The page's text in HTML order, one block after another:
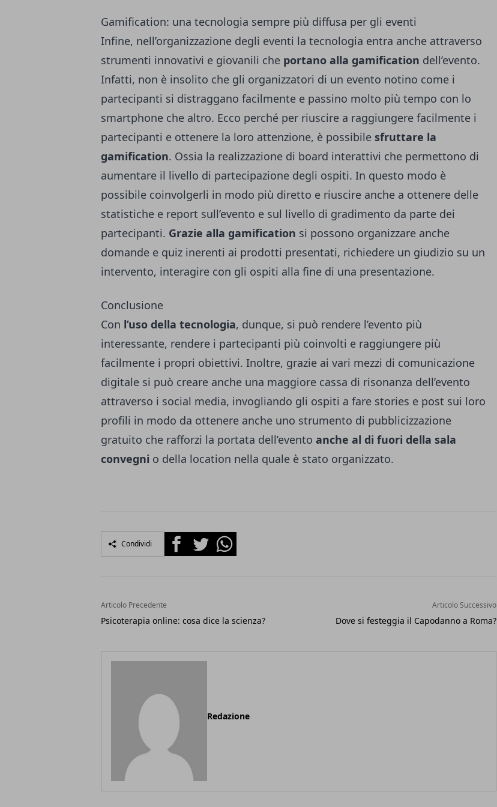
Gamification: una tecnologia sempre più diffusa per gli eventi
Infine, nell’organizzazione degli eventi la tecnologia entra anche attraverso
strumenti innovativi e giovanili che portano alla gamification dell’evento.
Infatti, non è insolito che gli organizzatori di un evento notino come i
partecipanti si distraggano facilmente e passino molto più tempo con lo
smartphone che altro. Ecco perché per riuscire a raggiungere facilmente i
partecipanti e ottenere la loro attenzione, è possibile sfruttare la
gamification. Ossia la realizzazione di board interattivi che permettono di
aumentare il livello di partecipazione degli ospiti. In questo modo è
possibile coinvolgerli in modo più diretto e riuscire anche a ottenere delle
statistiche e report sull’evento e sul livello di gradimento da parte dei
partecipanti. Grazie alla gamification si possono organizzare anche
domande e quiz inerenti ai prodotti presentati, richiedere un giudizio su un
intervento, interagire con gli ospiti alla fine di una presentazione.
Conclusione
Con l’uso della tecnologia, dunque, si può rendere l’evento più
interessante, rendere i partecipanti più coinvolti e raggiungere più
facilmente i propri obiettivi. Inoltre, grazie ai vari mezzi di comunicazione
digitale si può creare anche una maggiore cassa di risonanza dell’evento
attraverso i social media, invogliando gli ospiti a fare stories e post sui loro
profili in modo da ottenere anche uno strumento di pubblicizzazione
gratuito che rafforzi la portata dell’evento anche al di fuori della sala
convegni o della location nella quale è stato organizzato.
Condividi FacebookTwitterWhatsapp
Articolo Precedente
Psicoterapia online: cosa dice la scienza?
Articolo Successivo
Dove si festeggia il Capodanno a Roma?
Redazione